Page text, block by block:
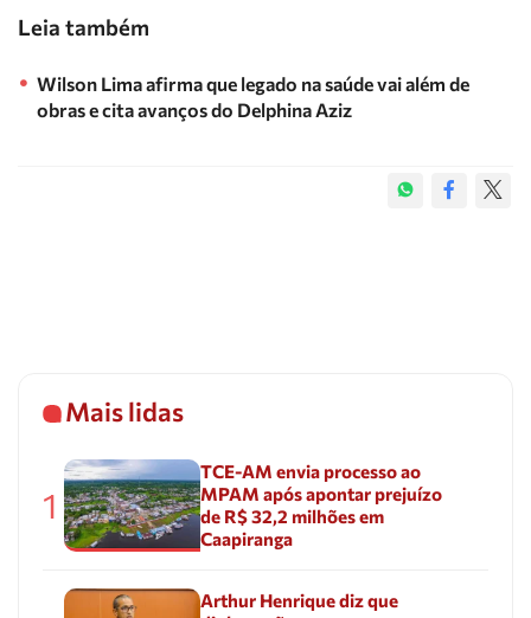
Leia também
Wilson Lima afirma que legado na saúde vai além de
obras e cita avanços do Delphina Aziz
Mais lidas
1
TCE-AM envia processo ao
MPAM após apontar prejuízo
de R$ 32,2 milhões em
Caapiranga
Arthur Henrique diz que